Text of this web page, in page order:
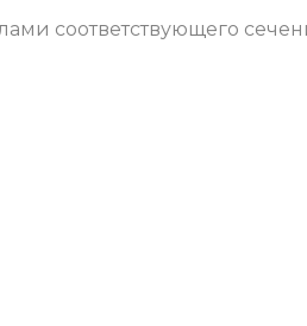
соответствующего